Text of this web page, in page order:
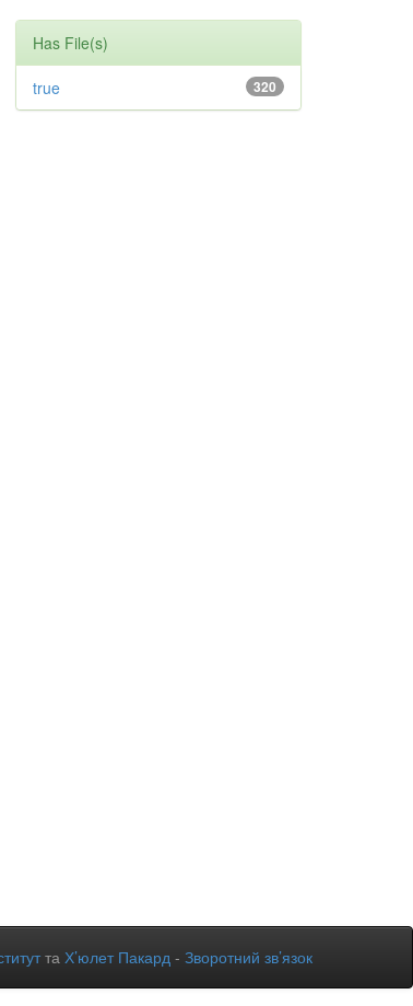
Has File(s)
320
true
та Х’юлет Пакард - Зворотний зв’язок